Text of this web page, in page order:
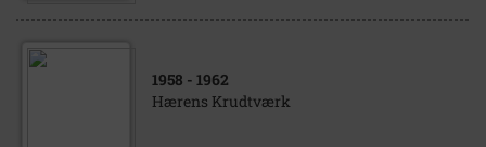
1958 - 1962
Hærens Krudtværk